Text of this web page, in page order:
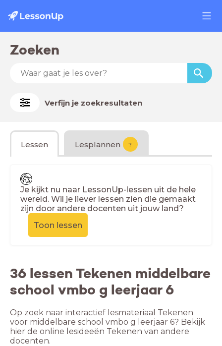
Zoeken
Verfijn je zoekresultaten
Lessen Lesplannen ?
Je kijkt nu naar LessonUp-lessen uit de hele
wereld. Wil je liever lessen zien die gemaakt
zijn door andere docenten uit jouw land?
Toon lessen
36 lessen Tekenen middelbare
school vmbo g leerjaar 6
Op zoek naar interactief lesmateriaal Tekenen
voor middelbare school vmbo g leerjaar 6? Bekijk
hier de online lesideeën Tekenen van andere
docenten.